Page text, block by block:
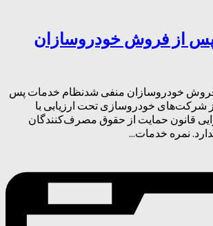
از فروش خودروسازان
خودروسازان منفی شدنظام خدمات پس
شرکت‌های خودروسازی تحت ارزیابی با
قانون حمایت از حقوق مصرف‌کنندگان
نمره خدمات...